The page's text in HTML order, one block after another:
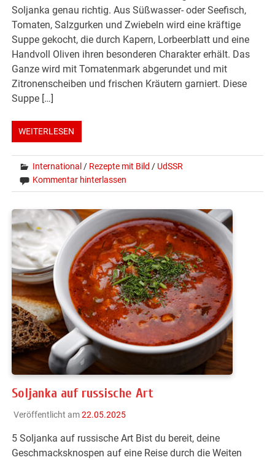
Soljanka genau richtig. Aus Süßwasser- oder Seefisch,
Tomaten, Salzgurken und Zwiebeln wird eine kräftige
Suppe gekocht, die durch Kapern, Lorbeerblatt und eine
Handvoll Oliven ihren besonderen Charakter erhält. Das
Ganze wird mit Tomatenmark abgerundet und mit
Zitronenscheiben und frischen Kräutern garniert. Diese
Suppe […]
WEITERLESEN
International / Rezepte mit Bild / UdSSR
Kommentar hinterlassen
Soljanka auf russische Art
Veröffentlicht am22.05.2025
5 Soljanka auf russische Art Bist du bereit, deine
Geschmacksknospen auf eine Reise durch die Weiten